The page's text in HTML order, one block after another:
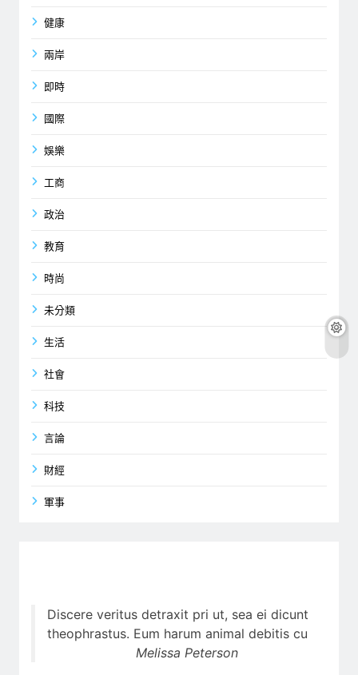
健康
兩岸
即時
國際
娛樂
工商
政治
教育
時尚
未分類
生活
社會
科技
言論
財經
軍事
Discere veritus detraxit pri ut, sea ei dicunt
theophrastus. Eum harum animal debitis cu
Melissa Peterson